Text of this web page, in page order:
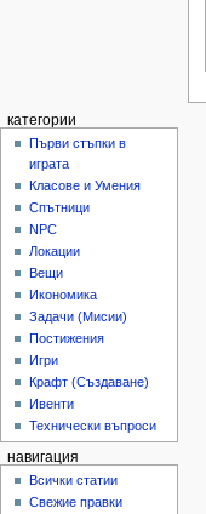
категории
Първи стъпки в
играта
Класове и Умения
Спътници
NPC
Локации
Вещи
Икономика
Задачи (Мисии)
Постижения
Игри
Крафт (Създаване)
Ивенти
Технически въпроси
навигация
Всички статии
Свежие правки